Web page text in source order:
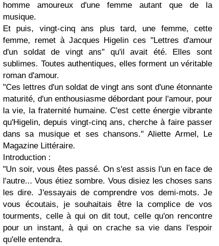
homme amoureux d'une femme autant que de la
musique.
Et puis, vingt-cinq ans plus tard, une femme, cette
femme, remet à Jacques Higelin ces "Lettres d'amour
d'un soldat de vingt ans" qu'il avait été. Elles sont
sublimes. Toutes authentiques, elles forment un véritable
roman d'amour.
"Ces lettres d'un soldat de vingt ans sont d'une étonnante
maturité, d'un enthousiasme débordant pour l'amour, pour
la vie, la fraternité humaine. C'est cette énergie vibrante
qu'Higelin, depuis vingt-cinq ans, cherche à faire passer
dans sa musique et ses chansons." Aliette Armel, Le
Magazine Littéraire.
Introduction :
"Un soir, vous êtes passé. On s'est assis l'un en face de
l'autre... Vous étiez sombre. Vous disiez les choses sans
les dire. J'essayais de comprendre vos demi-mots. Je
vous écoutais, je souhaitais être la complice de vos
tourments, celle à qui on dit tout, celle qu'on rencontre
pour un instant, à qui on crache sa vie dans l'espoir
qu'elle entendra.